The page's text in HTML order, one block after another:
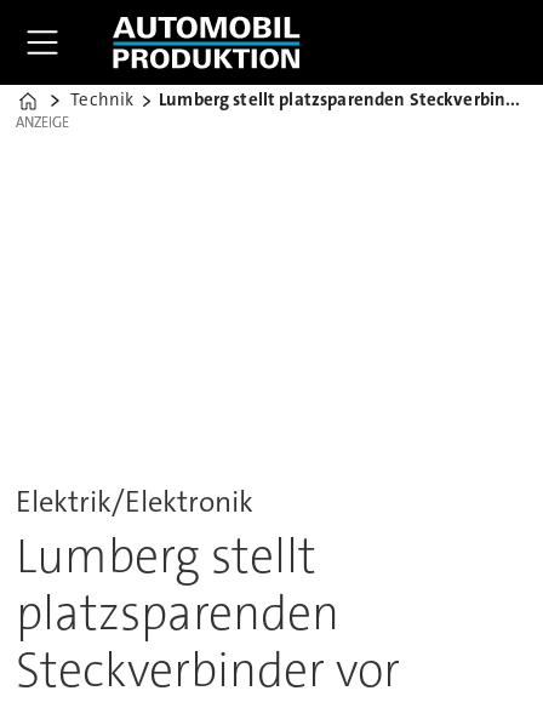
Home
Technik Lumberg stellt platzsparenden Steckverbinder vor
ANZEIGE
ANZEIGE
Elektrik/Elektronik
Lumberg stellt
platzsparenden
Steckverbinder vor